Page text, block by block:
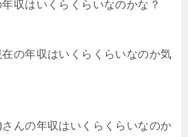
収はいくらくらいなのかな？
の年収はいくらくらいなのか気
んの年収はいくらくらいなのか